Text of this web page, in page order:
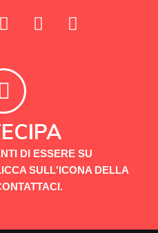
DI ESSERE SU
SULL'ICONA DELLA